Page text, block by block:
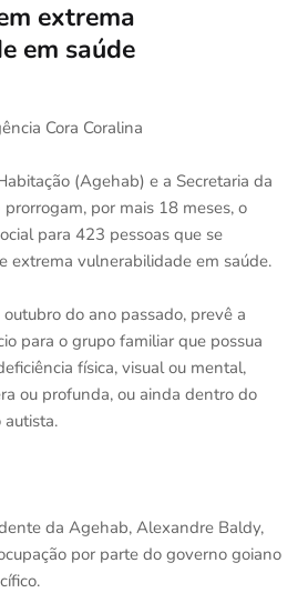
extrema
em saúde
Cora Coralina
(Agehab) e a Secretaria da
por mais 18 meses, o
para 423 pessoas que se
extrema vulnerabilidade em saúde.
do ano passado, prevê a
para o grupo familiar que possua
física, visual ou mental,
ou profunda, ou ainda dentro do
da Agehab, Alexandre Baldy,
por parte do governo goiano